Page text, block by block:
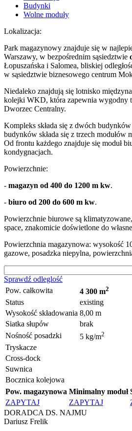
Budynki
Wolne moduły
Lokalizacja:
Park magazynowy znajduje się w
Warszawy, w bezpośrednim sąsiedztwie
Łopuszańska i Salomea, bliskiej
w sąsiedztwie biznesowego centrum
Niedaleko znajdują się lotnisko
kolejki WKD, która zapewnia wygodny
Dworzec Centralny.
Kompleks składa się z dwóch
budynków składa się z trzech modułów
Od frontu każdego znajduje się moduł
kondygnacjach.
Powierzchnie:
- magazyn od 400 do 1200 m kw.
- biuro od 200 do 600 m kw.
Powierzchnie biurowe są
space, znakomicie doświetlone do
Powierzchnia magazynowa: wysokość
gazowe, posadzka niepylna,
Sprawdź odleglość
Pow. całkowita
4 300 m2
Status
existing
Wysokość składowania 8,00 m
Siatka słupów
brak
Nośność posadzki
5 kg/m2
Tryskacze
Cross-dock
Suwnica
Bocznica kolejowa
Pow. magazynowa Minimalny moduł
ZAPYTAJ
ZAPYTAJ
DORADCA DS. NAJMU
Dariusz Frelik